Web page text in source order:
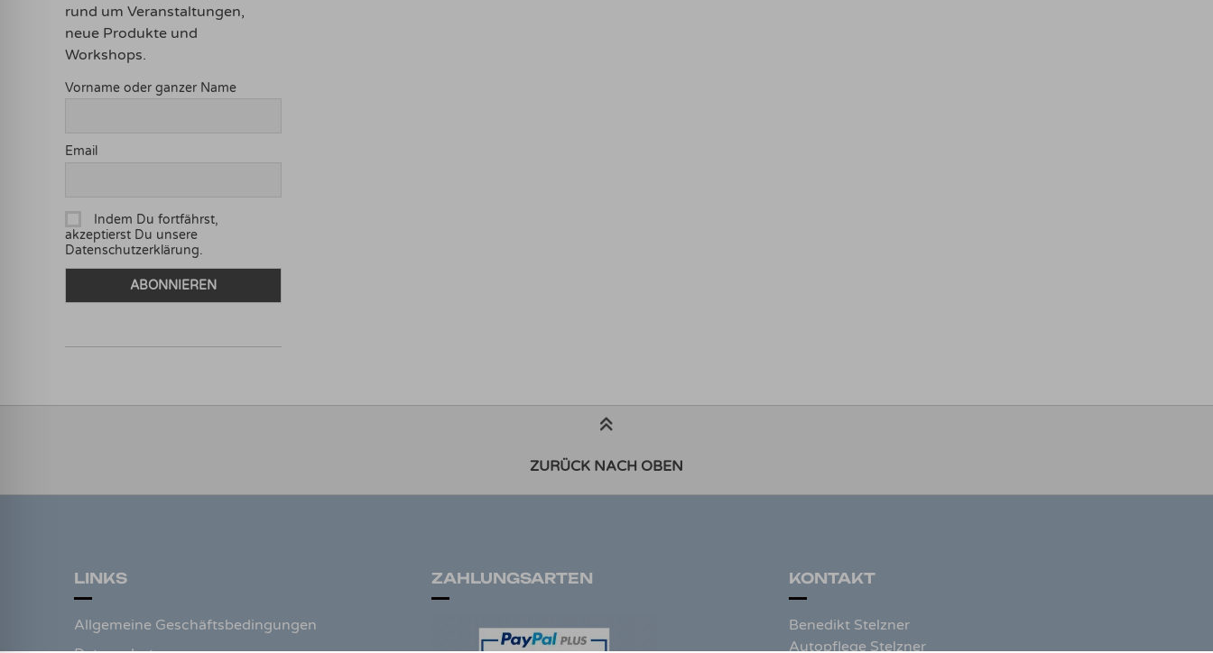
rund um Veranstaltungen,
neue Produkte und
Workshops.
Vorname oder ganzer Name
Email
Indem Du fortfährst,
akzeptierst Du unsere
Datenschutzerklärung.
ZURÜCK NACH OBEN
LINKS
Allgemeine Geschäftsbedingungen
ZAHLUNGSARTEN KONTAKT
Benedikt Stelzner
Autopflege Stelzner